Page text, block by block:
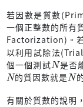
若因數是質數
一個正整數的所有
Factorization)。
以利用試除法
個一個測試N是否
N的質因數就是N
有關於質數的說明